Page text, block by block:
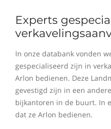
Experts
In onze databank vonden
gespecialiseerd zijn in
Arlon bedienen. Deze
gevestigd zijn in een
bijkantoren in de buurt. In
dat ze Arlon bedienen.